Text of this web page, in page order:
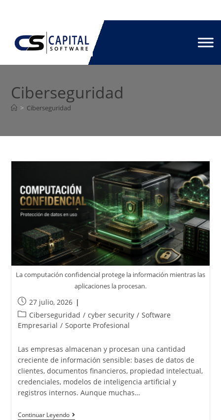
Ciberseguridad
> Ciberseguridad
La computación confidencial protege la información mientras las
aplicaciones la procesan.
27 julio, 2026
Ciberseguridad / cyber security / Software
Empresarial / Soporte Profesional
Las empresas almacenan y procesan una cantidad
creciente de información sensible: bases de datos de
clientes, documentos financieros, propiedad intelectual,
credenciales, modelos de inteligencia artificial y
registros internos. Aunque muchas…
Continuar Leyendo